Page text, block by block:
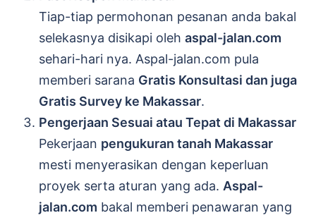
Tiap-tiap permohonan pesanan anda bakal
selekasnya disikapi oleh aspal-jalan.com
sehari-hari nya. Aspal-jalan.com pula
memberi sarana Gratis Konsultasi dan juga
Gratis Survey ke Makassar.
Pengerjaan Sesuai atau Tepat di Makassar
Pekerjaan pengukuran tanah Makassar
mesti menyerasikan dengan keperluan
proyek serta aturan yang ada. Aspal-
jalan.com bakal memberi penawaran yang